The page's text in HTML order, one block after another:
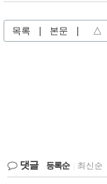
목록 본문
댓글 등록순 최신순